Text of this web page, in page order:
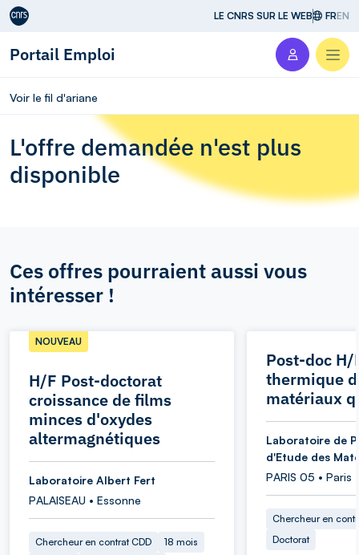
Aller au contenu LE CNRS SUR LE WEB FREN
Portail Emploi
Voir le fil d'ariane
L'offre demandée n'est plus
disponible
Ces offres pourraient aussi vous
intéresser !
H/F Post-doctorat
croissance de films
minces d'oxydes
altermagnétiques
NOUVEAU
Laboratoire Albert Fert
PALAISEAU • Essonne
Chercheur en contrat CDD
18 mois
Post-doc
thermique
matériaux
Laboratoire de
d'Etude des
PARIS 05 • Paris
Chercheur en
Doctorat